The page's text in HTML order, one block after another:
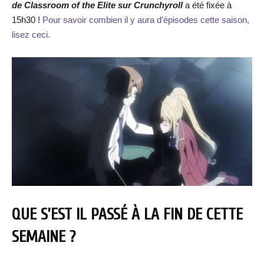
de Classroom of the Elite sur Crunchyrolla été fixée à
15h30 ! Pour savoir combien il y aura d’épisodes cette saison,
lisez ceci.
QUE S’EST IL PASSÉ À LA FIN DE CETTE
SEMAINE ?